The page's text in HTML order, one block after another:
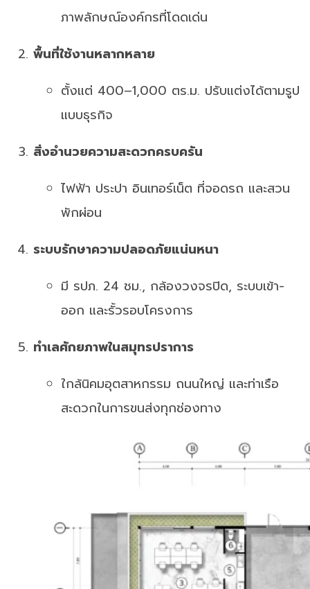
ภาพลักษณ์องค์กรที่โดดเด่น
พื้นที่ใช้งานหลากหลาย
ตั้งแต่ 400–1,000 ตร.ม. ปรับแต่งได้ตามรูป
แบบธุรกิจ
สิ่งอำนวยความสะดวกครบครัน
ไฟฟ้า ประปา อินเทอร์เน็ต ที่จอดรถ และสวน
พักผ่อน
ระบบรักษาความปลอดภัยแน่นหนา
มี รปภ. 24 ชม., กล้องวงจรปิด, ระบบเข้า-
ออก และรั้วรอบโครงการ
ทำเลศักยภาพในสมุทรปราการ
ใกล้นิคมอุตสาหกรรม ถนนใหญ่ และท่าเรือ
สะดวกในการขนส่งทุกช่องทาง